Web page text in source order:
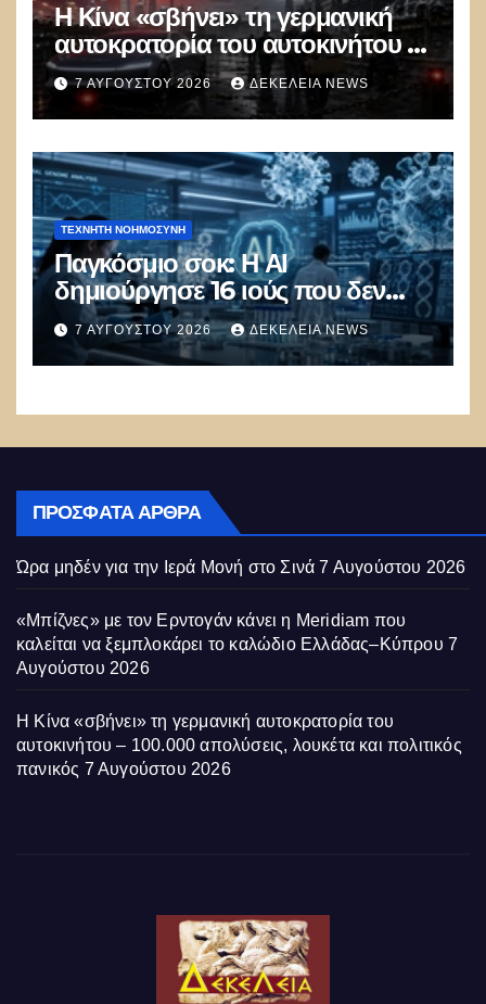
Η Κίνα «σβήνει» τη γερμανική
αυτοκρατορία του αυτοκινήτου –
100.000 απολύσεις, λουκέτα και
πολιτικός πανικός
7 ΑΥΓΟΎΣΤΟΥ 2026 ΔΕΚΈΛΕΙΑ NEWS
ΤΕΧΝΗΤΉ ΝΟΗΜΟΣΎΝΗ
Παγκόσμιο σοκ: Η ΑΙ
δημιούργησε 16 ιούς που δεν
υπάρχουν στη φύση –
Συναγερμός: Ο εφιάλτης μόλις
άρχισε
7 ΑΥΓΟΎΣΤΟΥ 2026 ΔΕΚΈΛΕΙΑ NEWS
ΠΡΌΣΦΑΤΑ ΆΡΘΡΑ
Ώρα μηδέν για την Ιερά Μονή στο Σινά 7 Αυγούστου 2026
«Μπίζνες» με τον Ερντογάν κάνει η Meridiam που
καλείται να ξεμπλοκάρει το καλώδιο Ελλάδας–Κύπρου 7
Αυγούστου 2026
Η Κίνα «σβήνει» τη γερμανική αυτοκρατορία του
αυτοκινήτου – 100.000 απολύσεις, λουκέτα και πολιτικός
πανικός 7 Αυγούστου 2026